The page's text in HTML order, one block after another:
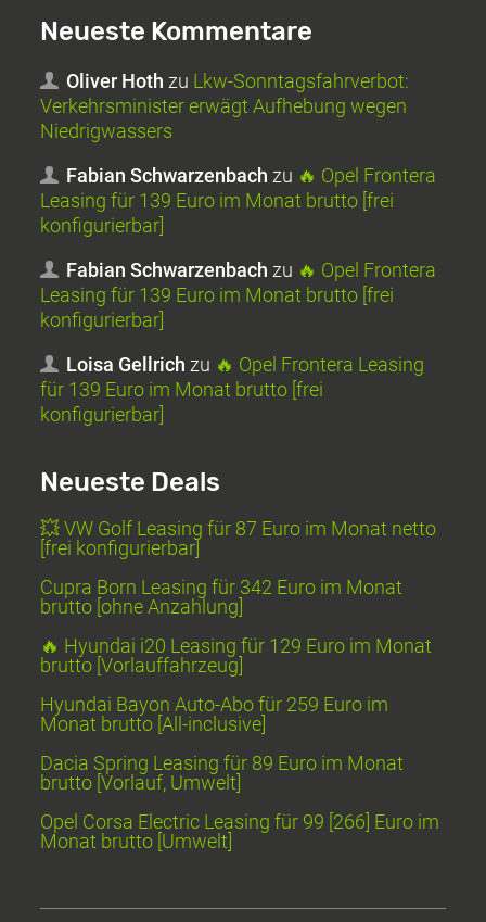
Neueste Kommentare
Oliver Hoth zu Lkw-Sonntagsfahrverbot:
Verkehrsminister erwägt Aufhebung wegen
Niedrigwassers
Fabian Schwarzenbach zu 🔥 Opel Frontera
Leasing für 139 Euro im Monat brutto [frei
konfigurierbar]
Fabian Schwarzenbach zu 🔥 Opel Frontera
Leasing für 139 Euro im Monat brutto [frei
konfigurierbar]
Loisa Gellrich zu 🔥 Opel Frontera Leasing
für 139 Euro im Monat brutto [frei
konfigurierbar]
Neueste Deals
💥 VW Golf Leasing für 87 Euro im Monat netto
[frei konfigurierbar]
Cupra Born Leasing für 342 Euro im Monat
brutto [ohne Anzahlung]
🔥 Hyundai i20 Leasing für 129 Euro im Monat
brutto [Vorlauffahrzeug]
Hyundai Bayon Auto-Abo für 259 Euro im
Monat brutto [All-inclusive]
Dacia Spring Leasing für 89 Euro im Monat
brutto [Vorlauf, Umwelt]
Opel Corsa Electric Leasing für 99 [266] Euro im
Monat brutto [Umwelt]